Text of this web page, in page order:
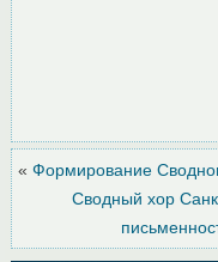
«Формирование
Сводный хор